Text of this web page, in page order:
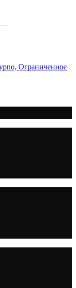
Ограниченное